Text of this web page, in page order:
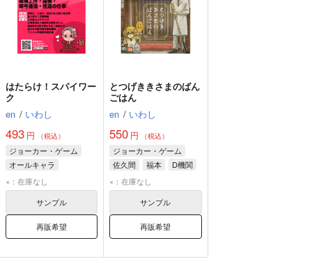
はたらけ！スパイワー
ク
en / いわし
493 円 （税込）
ジョーカー・ゲーム
オールキャラ
オールキャラ
×：在庫なし
サンプル
再販希望
とつげききさまのばん
ごはん
en / いわし
550 円 （税込）
ジョーカー・ゲーム
佐久間
福本
D機関
×：在庫なし
サンプル
再販希望